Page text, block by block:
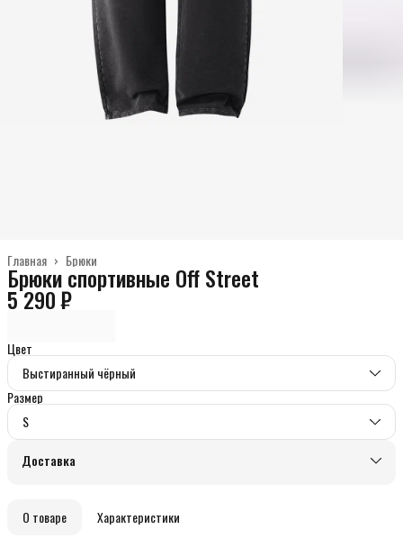
Брюки
Главная ›
Брюки спортивные Off Street
5 290 ₽
Цвет
Выстиранный чёрный
Размер
S
Доставка
О товаре Характеристики